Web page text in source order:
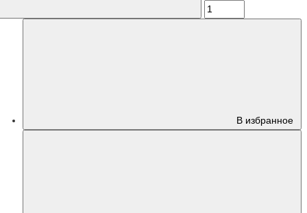
В избранное